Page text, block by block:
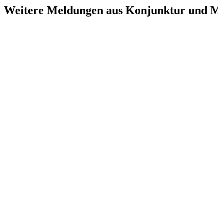
Weitere Meldungen aus Konjunktur und